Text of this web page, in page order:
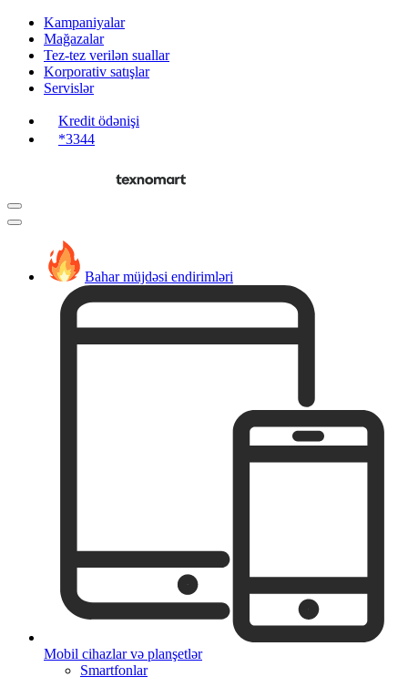
Kampaniyalar
Mağazalar
Tez-tez verilən suallar
Korporativ satışlar
Servislər
Kredit ödənişi
*3344
Bahar müjdəsi endirimləri
Mobil cihazlar və planşetlər
Smartfonlar